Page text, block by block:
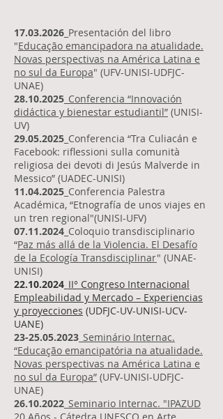
17.03.2026 _Presentación del libro
"Educação emancipadora na atualidade.
Novas perspectivas na América Latina e
no sul da Europa" (UFV-UNISI-UDFJC-
UNAE)
28.10.2025 Conferencia “Innovación
didáctica y bienestar estudiantil” (UNISI-
UV)
29.05.2025 _Conferencia “Tra Culiacán e
Facebook: riflessioni sulla comunità
religiosa dei devoti di Jesús Malverde in
Messico” (UADEC-UNISI)
11.04.2025 _Conferencia Palestra
Académica, “Etnografía de unos viajes en
un tren regional"(UNISI-UFV)
07.11.2024 _Coloquio transdisciplinario
“Paz más allá de la Violencia. El Desafío
de la Ecología Transdisciplinar" (UNAE-
UNISI)
22.10.2024_ II° Congreso Internacional
Empleabilidad y Mercado – Experiencias
y proyecciones (UDFJC-UV-UNISI-UCV-
UANE)
23-25.05.2023 Seminário Internac.
“Educação emancipatória na atualidade.
Novas perspectivas na América Latina e
no sul da Europa” (UFV-UNISI-UDFJC-
UNAE)
26.10.2022 Seminario Internac. "IPAZUD